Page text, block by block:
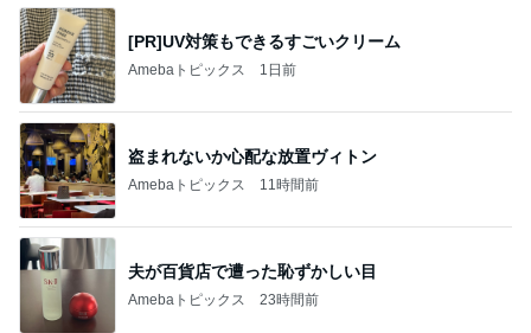
[PR]UV対策もできるすごいクリーム
Amebaトピックス 1日前
盗まれないか心配な放置ヴィトン
Amebaトピックス 11時間前
夫が百貨店で遭った恥ずかしい目
Amebaトピックス 23時間前